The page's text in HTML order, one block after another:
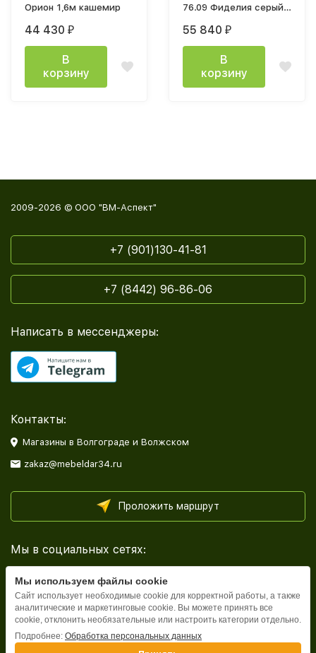
Орион 1,6м кашемир
44 430 ₽
В
корзину
76.09 Фиделия серый
черный, черный / ПВХ
серый камень
55 840 ₽
В
корзину
2009-2026 © ООО "ВМ-Аспект"
+7 (901)130-41-81
+7 (8442) 96-86-06
Написать в мессенджеры:
Контакты:
Магазины в Волгограде и Волжском
zakaz@mebeldar34.ru
Проложить маршрут
Мы в социальных сетях:
Каталог
Мы используем файлы cookie
Сайт использует необходимые cookie для корректной работы, а также
аналитические и маркетинговые cookie. Вы можете принять все
cookie, отклонить необязательные или настроить категории отдельно.
Подробнее: Обработка персональных данных